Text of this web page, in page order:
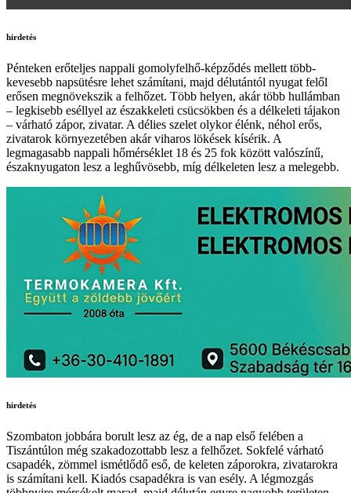
hirdetés
Pénteken erőteljes nappali gomolyfelhő-képződés mellett több-
kevesebb napsütésre lehet számítani, majd délutántól nyugat felől
erősen megnövekszik a felhőzet. Több helyen, akár több hullámban
– legkisebb eséllyel az északkeleti csücsökben és a délkeleti tájakon
– várható zápor, zivatar. A délies szelet olykor élénk, néhol erős,
zivatarok környezetében akár viharos lökések kísérik. A
legmagasabb nappali hőmérséklet 18 és 25 fok között valószínű,
északnyugaton lesz a leghűvösebb, míg délkeleten lesz a melegebb.
hirdetés
Szombaton jobbára borult lesz az ég, de a nap első felében a
Tiszántúlon még szakadozottabb lesz a felhőzet. Sokfelé várható
csapadék, zömmel ismétlődő eső, de keleten záporokra, zivatarokra
is számítani kell. Kiadós csapadékra is van esély. A légmozgás